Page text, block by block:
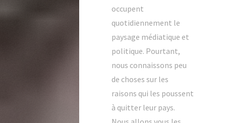
occupent
quotidiennement le
paysage médiatique et
politique. Pourtant,
nous connaissons peu
de choses sur les
raisons qui les poussent
à quitter leur pays.